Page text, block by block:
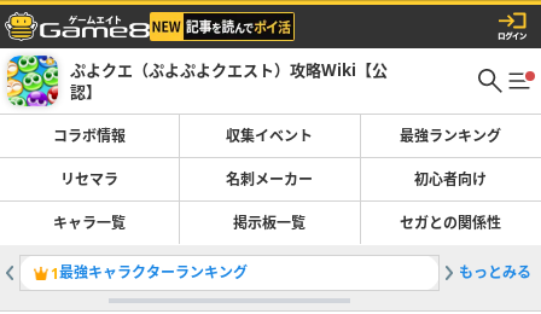
ぷよクエ（ぷよぷよクエスト）攻略Wiki【公
認】
コラボ情報 収集イベント 最強ランキング
リセマラ 名刺メーカー 初心者向け
キャラ一覧 掲示板一覧 セガとの関係性
1最強キャラクターランキング 2
もっとみる